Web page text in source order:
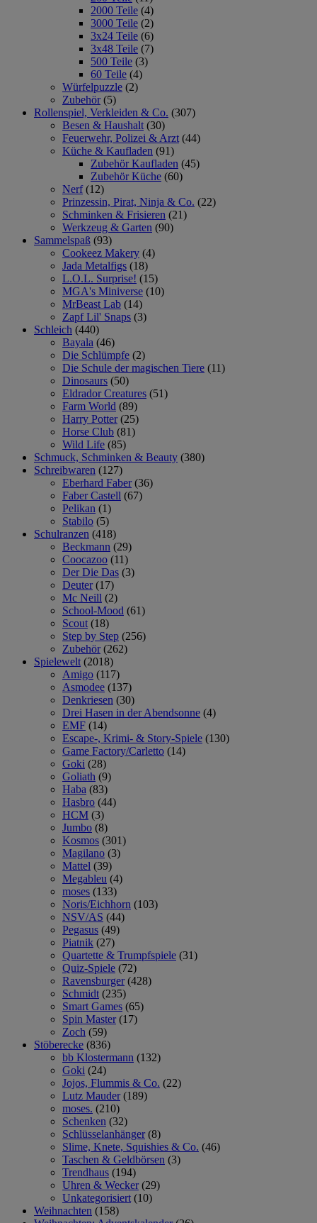
2000 Teile (4)
3000 Teile (2)
3x24 Teile (6)
3x48 Teile (7)
500 Teile (3)
60 Teile (4)
Würfelpuzzle (2)
Zubehör (5)
Rollenspiel, Verkleiden & Co. (307)
Besen & Haushalt (30)
Feuerwehr, Polizei & Arzt (44)
Küche & Kaufladen (91)
Zubehör Kaufladen (45)
Zubehör Küche (60)
Nerf (12)
Prinzessin, Pirat, Ninja & Co. (22)
Schminken & Frisieren (21)
Werkzeug & Garten (90)
Sammelspaß (93)
Cookeez Makery (4)
Jada Metalfigs (18)
L.O.L. Surprise! (15)
MGA's Miniverse (10)
MrBeast Lab (14)
Zapf Lil' Snaps (3)
Schleich (440)
Bayala (46)
Die Schlümpfe (2)
Die Schule der magischen Tiere (11)
Dinosaurs (50)
Eldrador Creatures (51)
Farm World (89)
Harry Potter (25)
Horse Club (81)
Wild Life (85)
Schmuck, Schminken & Beauty (380)
Schreibwaren (127)
Eberhard Faber (36)
Faber Castell (67)
Pelikan (1)
Stabilo (5)
Schulranzen (418)
Beckmann (29)
Coocazoo (11)
Der Die Das (3)
Deuter (17)
Mc Neill (2)
School-Mood (61)
Scout (18)
Step by Step (256)
Zubehör (262)
Spielewelt (2018)
Amigo (117)
Asmodee (137)
Denkriesen (30)
Drei Hasen in der Abendsonne (4)
EMF (14)
Escape-, Krimi- & Story-Spiele (130)
Game Factory/Carletto (14)
Goki (28)
Goliath (9)
Haba (83)
Hasbro (44)
HCM (3)
Jumbo (8)
Kosmos (301)
Magilano (3)
Mattel (39)
Megableu (4)
moses (133)
Noris/Eichhorn (103)
NSV/AS (44)
Pegasus (49)
Piatnik (27)
Quartette & Trumpfspiele (31)
Quiz-Spiele (72)
Ravensburger (428)
Schmidt (235)
Smart Games (65)
Spin Master (17)
Zoch (59)
Stöberecke (836)
bb Klostermann (132)
Goki (24)
Jojos, Flummis & Co. (22)
Lutz Mauder (189)
moses. (210)
Schenken (32)
Schlüsselanhänger (8)
Slime, Knete, Squishies & Co. (46)
Taschen & Geldbörsen (3)
Trendhaus (194)
Uhren & Wecker (29)
Unkategorisiert (10)
Weihnachten (158)